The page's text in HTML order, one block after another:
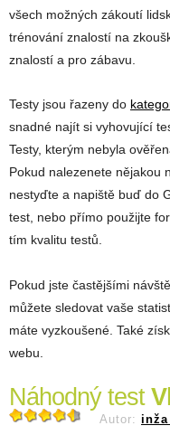
všech možných zákoutí
trénování znalostí na
znalostí a pro zábavu.
Testy jsou řazeny do
snadné najít si vyhovující
Testy, kterým nebyla
Pokud nalezenete nějakou
nestyďte a napiště buď do
test, nebo přímo použijte
tím kvalitu testů.
Pokud jste častějšími
můžete sledovat vaše
máte vyzkoušené. Také
webu.
Náhodný test
Autor: inža